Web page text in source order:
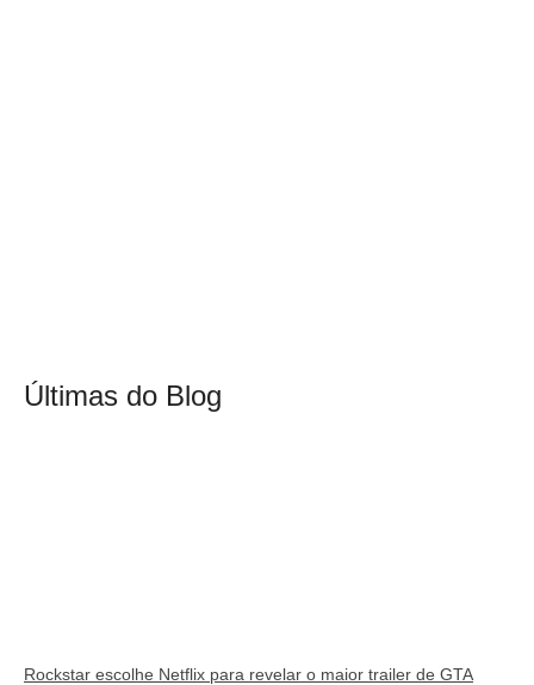
Últimas do Blog
Rockstar escolhe Netflix para revelar o maior trailer de GTA